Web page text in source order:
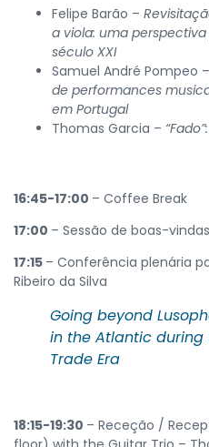
Felipe Barão –
a viola: uma perspectiva
século XXI
Samuel André Pompeo –
de performances
em Portugal
Thomas Garcia –
16:45-17:00 – Coffee Break
17:00 – Sessão de boas-
17:15 – Conferência plenária
Ribeiro da Silva
Going beyond
in the Atlantic during
Trade Era
18:15-19:30 – Receção /